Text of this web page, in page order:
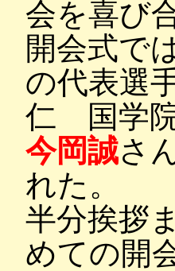
会を喜び
開会式で
の代表選
仁 国学
今岡誠さ
れた。
半分挨拶
めての開